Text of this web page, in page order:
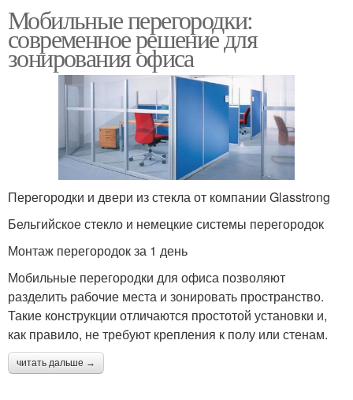
Мобильные перегородки:
современное решение для
зонирования офиса
Перегородки и двери из стекла от компании Glasstrong
Бельгийское стекло и немецкие системы перегородок
Монтаж перегородок за 1 день
Мобильные перегородки для офиса позволяют
разделить рабочие места и зонировать пространство.
Такие конструкции отличаются простотой установки и,
как правило, не требуют крепления к полу или стенам.
читать дальше →